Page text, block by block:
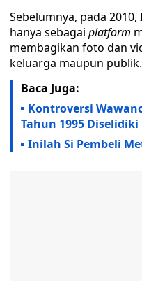
Sebelumnya, pada
hanya sebagai platform
membagikan foto dan
keluarga maupun publik.
Baca Juga:
Kontroversi
Tahun 1995 Diselidiki
Inilah Si Pembeli